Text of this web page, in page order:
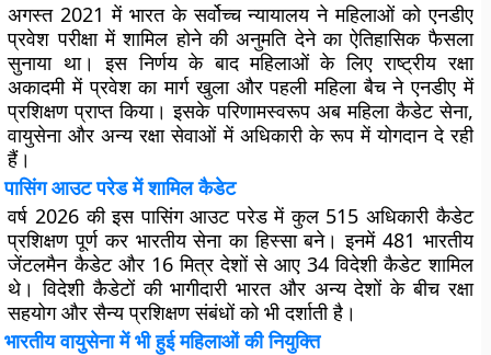
अगस्त 2021 में भारत के सर्वोच्च न्यायालय ने महिलाओं को एनडीए
प्रवेश परीक्षा में शामिल होने की अनुमति देने का ऐतिहासिक फैसला
सुनाया था। इस निर्णय के बाद महिलाओं के लिए राष्ट्रीय रक्षा
अकादमी में प्रवेश का मार्ग खुला और पहली महिला बैच ने एनडीए में
प्रशिक्षण प्राप्त किया। इसके परिणामस्वरूप अब महिला कैडेट सेना,
वायुसेना और अन्य रक्षा सेवाओं में अधिकारी के रूप में योगदान दे रही
हैं।
पासिंग आउट परेड में शामिल कैडेट
वर्ष 2026 की इस पासिंग आउट परेड में कुल 515 अधिकारी कैडेट
प्रशिक्षण पूर्ण कर भारतीय सेना का हिस्सा बने। इनमें 481 भारतीय
जेंटलमैन कैडेट और 16 मित्र देशों से आए 34 विदेशी कैडेट शामिल
थे। विदेशी कैडेटों की भागीदारी भारत और अन्य देशों के बीच रक्षा
सहयोग और सैन्य प्रशिक्षण संबंधों को भी दर्शाती है।
भारतीय वायुसेना में भी हुई महिलाओं की नियुक्ति